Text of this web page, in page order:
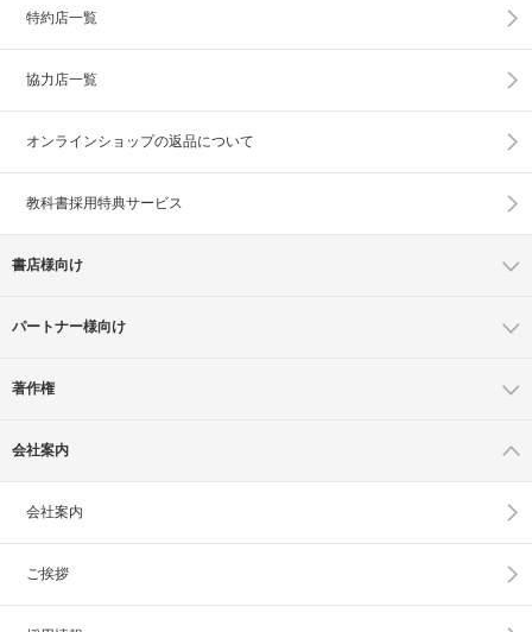
特約店一覧
協力店一覧
オンラインショップの返品について
教科書採用特典サービス
書店様向け
パートナー様向け
著作権
会社案内
会社案内
ご挨拶